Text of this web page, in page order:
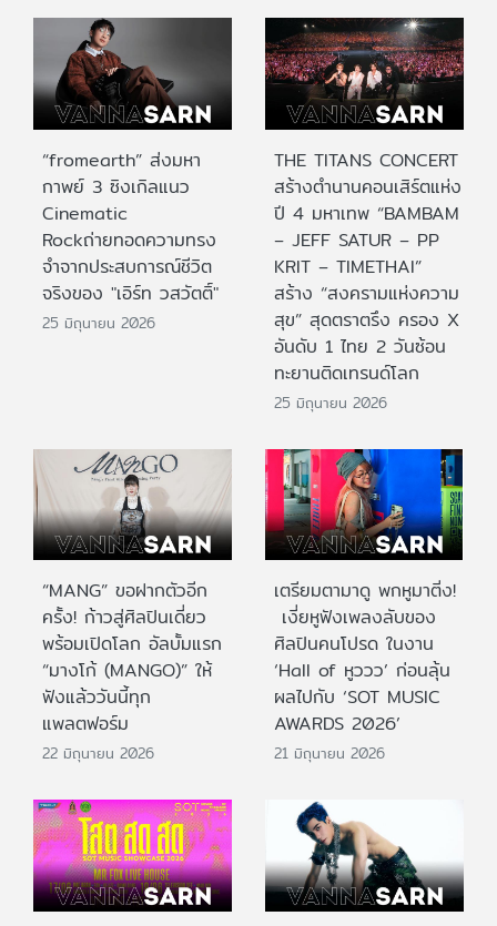
“fromearth” ส่งมหา
กาพย์ 3 ซิงเกิลแนว
Cinematic
Rockถ่ายทอดความทรง
จำจากประสบการณ์ชีวิต
จริงของ "เอิร์ท วสวัตติ์"
25 มิถุนายน 2026
THE TITANS CONCERT
สร้างตำนานคอนเสิร์ตแห่ง
ปี 4 มหาเทพ “BAMBAM
– JEFF SATUR – PP
KRIT – TIMETHAI”
สร้าง “สงครามแห่งความ
สุข” สุดตราตรึง ครอง X
อันดับ 1 ไทย 2 วันซ้อน
ทะยานติดเทรนด์โลก
25 มิถุนายน 2026
“MANG” ขอฝากตัวอีก
ครั้ง! ก้าวสู่ศิลปินเดี่ยว
พร้อมเปิดโลก อัลบั้มแรก
“มางโก้ (MANGO)” ให้
ฟังแล้ววันนี้ทุก
แพลตฟอร์ม
22 มิถุนายน 2026
เตรียมตามาดู พกหูมาติ่ง!
เงี่ยหูฟังเพลงลับของ
ศิลปินคนโปรด ในงาน
‘Hall of หูววว’ ก่อนลุ้น
ผลไปกับ ‘SOT MUSIC
AWARDS 2026’
21 มิถุนายน 2026